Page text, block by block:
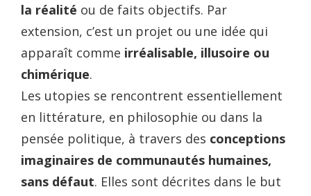
la réalité ou de faits objectifs. Par
extension, c’est un projet ou une idée qui
apparaît comme irréalisable, illusoire ou
chimérique.
Les utopies se rencontrent essentiellement
en littérature, en philosophie ou dans la
pensée politique, à travers des conceptions
imaginaires de communautés humaines,
sans défaut. Elles sont décrites dans le but